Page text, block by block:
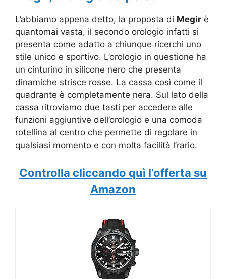
L’abbiamo appena detto, la proposta di Megir è
quantomai vasta, il secondo orologio infatti si
presenta come adatto a chiunque ricerchi uno
stile unico e sportivo. L’orologio in questione ha
un cinturino in silicone nero che presenta
dinamiche strisce rosse. La cassa così come il
quadrante è completamente nera. Sul lato della
cassa ritroviamo due tasti per accedere alle
funzioni aggiuntive dell’orologio e una comoda
rotellina al centro che permette di regolare in
qualsiasi momento e con molta facilità l’rario.
Controlla cliccando quì l’offerta su
Amazon